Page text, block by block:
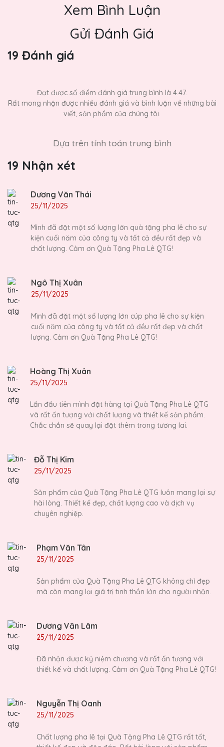
Xem Bình Luận
Gửi Đánh Giá
19 Đánh giá
Đạt được số điểm đánh giá trung bình là 4.47.
Rất mong nhận được nhiều đánh giá và bình luận về những bài
viết, sản phẩm của chúng tôi.
Dựa trên tính toán trung bình
19 Nhận xét
Dương Văn Thái
25/11/2025
Mình đã đặt một số lượng lớn quà tặng pha lê cho sự
kiện cuối năm của công ty và tất cả đều rất đẹp và
chất lượng. Cảm ơn Quà Tặng Pha Lê QTG!
Ngô Thị Xuân
25/11/2025
Mình đã đặt một số lượng lớn cúp pha lê cho sự kiện
cuối năm của công ty và tất cả đều rất đẹp và chất
lượng. Cảm ơn Quà Tặng Pha Lê QTG!
Hoàng Thị Xuân
25/11/2025
Lần đầu tiên mình đặt hàng tại Quà Tặng Pha Lê QTG
và rất ấn tượng với chất lượng và thiết kế sản phẩm.
Chắc chắn sẽ quay lại đặt thêm trong tương lai.
Đỗ Thị Kim
25/11/2025
Sản phẩm của Quà Tặng Pha Lê QTG luôn mang lại sự
hài lòng. Thiết kế đẹp, chất lượng cao và dịch vụ
chuyên nghiệp.
Phạm Văn Tân
25/11/2025
Sản phẩm của Quà Tặng Pha Lê QTG không chỉ đẹp
mà còn mang lại giá trị tinh thần lớn cho người nhận.
Dương Văn Lâm
25/11/2025
Đã nhận được kỷ niệm chương và rất ấn tượng với
thiết kế và chất lượng. Cảm ơn Quà Tặng Pha Lê QTG!
Nguyễn Thị Oanh
25/11/2025
Chất lượng pha lê tại Quà Tặng Pha Lê QTG rất tốt,